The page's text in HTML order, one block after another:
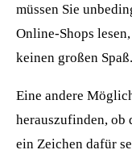
müssen Sie
Online-Shops
keinen großen Spaß.
Eine andere
herauszufinden, ob
ein Zeichen dafür